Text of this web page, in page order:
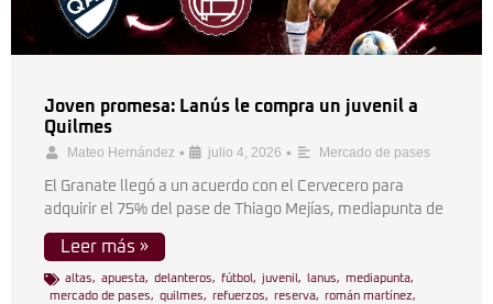
Joven promesa: Lanús le compra un juvenil a
Quilmes
Mateo Hernández • julio 4, 2026 • Mercado de pases
El Granate llegó a un acuerdo con el Cervecero para
adquirir el 75% del pase de Thiago Mejías, mediapunta de
Leer más »
altas, apuesta, delanteros, fútbol , juvenil , lanus, mediapunta,
mercado de pases, quilmes, refuerzos, reserva, román martínez,